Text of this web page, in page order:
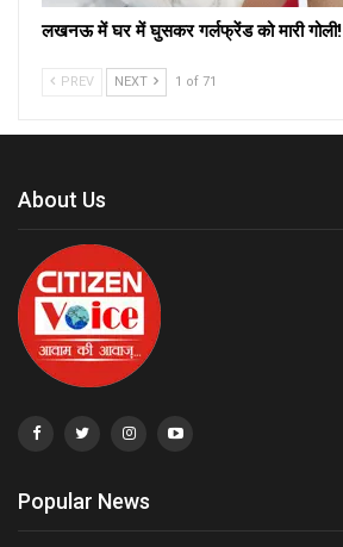
लखनऊ में घर में घुसकर गर्लफ्रेंड को मारी गोली!
PREV NEXT 1 of 71
About Us
Popular News